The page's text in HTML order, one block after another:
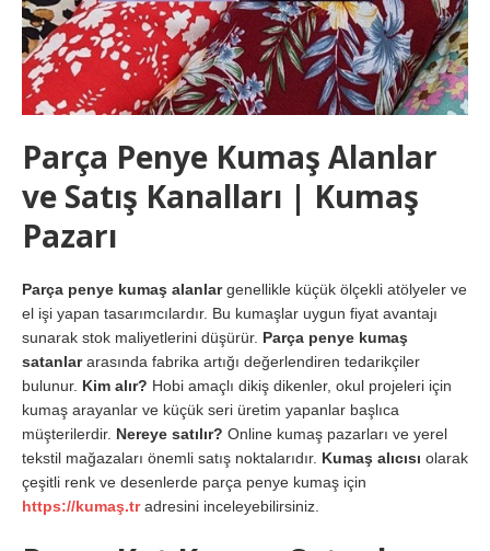
Parça Penye Kumaş Alanlar
ve Satış Kanalları | Kumaş
Pazarı
Parça penye kumaş alanlargenellikle küçük ölçekli atölyeler ve
el işi yapan tasarımcılardır. Bu kumaşlar uygun fiyat avantajı
sunarak stok maliyetlerini düşürür. Parça penye kumaş
satanlararasında fabrika artığı değerlendiren tedarikçiler
bulunur. Kim alır? Hobi amaçlı dikiş dikenler, okul projeleri için
kumaş arayanlar ve küçük seri üretim yapanlar başlıca
müşterilerdir. Nereye satılır? Online kumaş pazarları ve yerel
tekstil mağazaları önemli satış noktalarıdır. Kumaş alıcısı olarak
çeşitli renk ve desenlerde parça penye kumaş için
https://kumaş.tradresini inceleyebilirsiniz.